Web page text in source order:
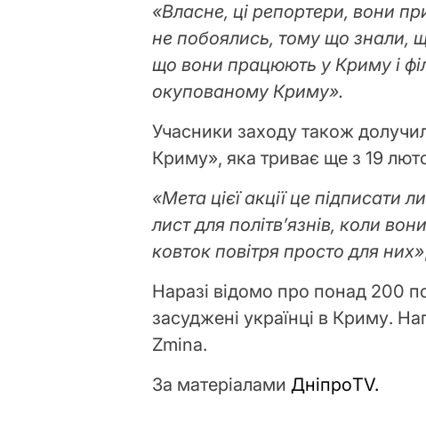
«Власне, ці репортери, вони
не побоялись, тому що знали,
що вони працюють у Криму і
окупованому Криму».
Учасники заходу також
Криму», яка триває ще з 19
«Мета цієї акції це підписати
лист для політв’язнів, коли
ковток повітря просто для них»
Наразі відомо про понад 200
засуджені українці в Криму.
Zmina.
За матеріаламиДніпроTV.